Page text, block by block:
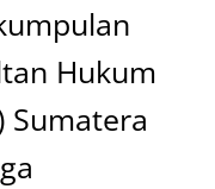
Hukum
Sumatera